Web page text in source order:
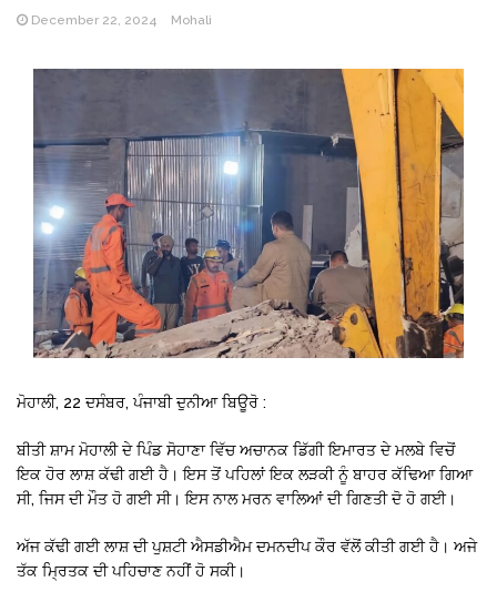
December 22, 2024 Mohali
ਮੋਹਾਲੀ, 22 ਦਸੰਬਰ, ਪੰਜਾਬੀ ਦੁਨੀਆ ਬਿਊਰੋ :
ਬੀਤੀ ਸ਼ਾਮ ਮੋਹਾਲੀ ਦੇ ਪਿੰਡ ਸੋਹਾਣਾ ਵਿੱਚ ਅਚਾਨਕ ਡਿੱਗੀ ਇਮਾਰਤ ਦੇ ਮਲਬੇ ਵਿਚੋਂ
ਇਕ ਹੋਰ ਲਾਸ਼ ਕੱਢੀ ਗਈ ਹੈ। ਇਸ ਤੋਂ ਪਹਿਲਾਂ ਇਕ ਲੜਕੀ ਨੂੰ ਬਾਹਰ ਕੱਢਿਆ ਗਿਆ
ਸੀ, ਜਿਸ ਦੀ ਮੌਤ ਹੋ ਗਈ ਸੀ। ਇਸ ਨਾਲ ਮਰਨ ਵਾਲਿਆਂ ਦੀ ਗਿਣਤੀ ਦੋ ਹੋ ਗਈ।
ਅੱਜ ਕੱਢੀ ਗਈ ਲਾਸ਼ ਦੀ ਪੁਸ਼ਟੀ ਐਸਡੀਐਮ ਦਮਨਦੀਪ ਕੌਰ ਵੱਲੋਂ ਕੀਤੀ ਗਈ ਹੈ। ਅਜੇ
ਤੱਕ ਮ੍ਰਿਤਕ ਦੀ ਪਹਿਚਾਣ ਨਹੀਂ ਹੋ ਸਕੀ।